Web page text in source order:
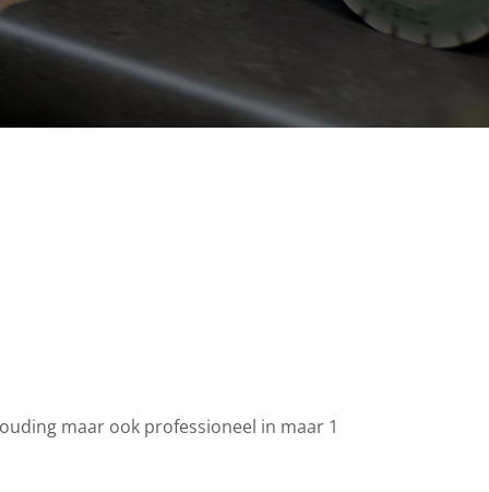
maar ook professioneel in maar 1